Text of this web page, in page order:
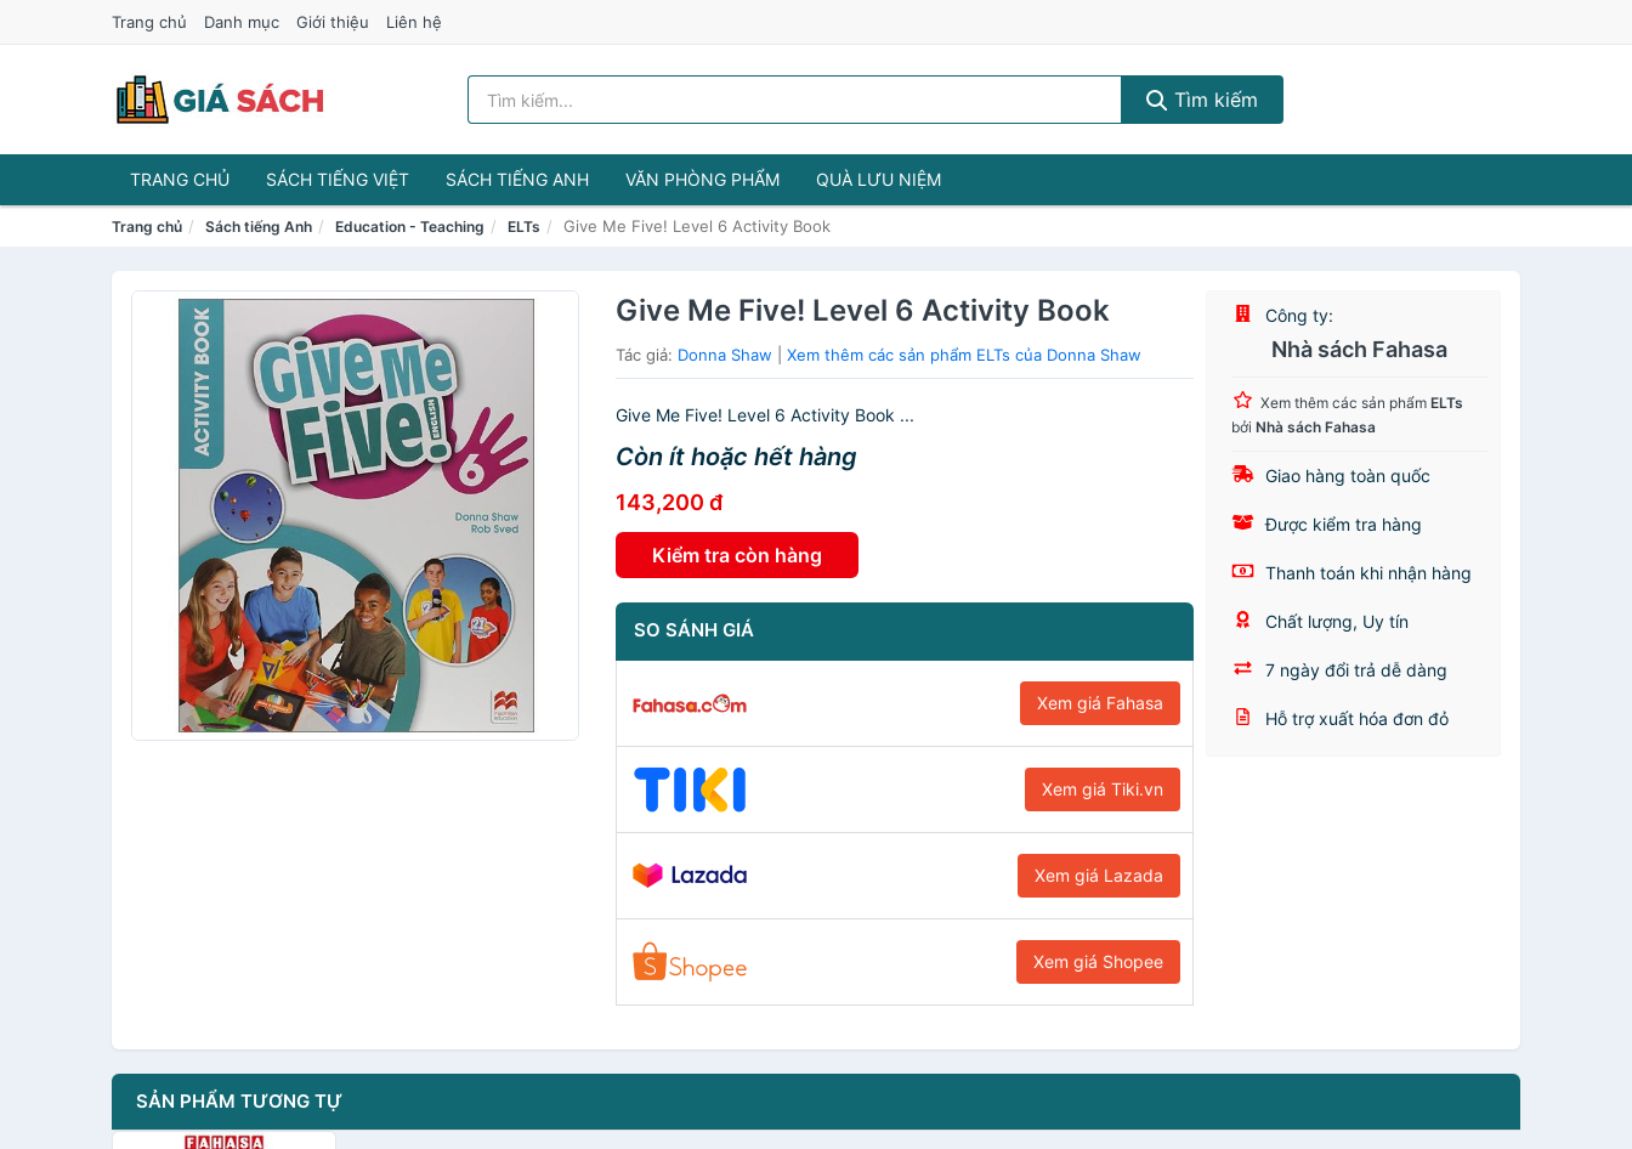
Trang chủ Danh mục Giới thiệu Liên hệ
Tìm kiếm
TRANG CHỦ SÁCH TIẾNG VIỆT SÁCH TIẾNG ANH VĂN PHÒNG PHẨM QUÀ LƯU NIỆM
Trang chủ Sách tiếng Anh Education - Teaching ELTs Give Me Five! Level 6 Activity Book
Give Me Five! Level 6 Activity Book
Tác giả: Donna Shaw |Xem thêm các sản phẩm ELTs của Donna Shaw
Give Me Five! Level 6 Activity Book ...
Còn ít hoặc hết hàng
143,200 đ
Kiểm tra còn hàng
SO SÁNH GIÁ
Xem giá Fahasa
Xem giá Tiki.vn
Xem giá Lazada
Xem giá Shopee
Công ty:
Nhà sách Fahasa
Xem thêm các sản phẩmELTs
bởiNhà sách Fahasa
Giao hàng toàn quốc
Được kiểm tra hàng
Thanh toán khi nhận hàng
Chất lượng, Uy tín
7 ngày đổi trả dễ dàng
Hỗ trợ xuất hóa đơn đỏ
SẢN PHẨM TƯƠNG TỰ